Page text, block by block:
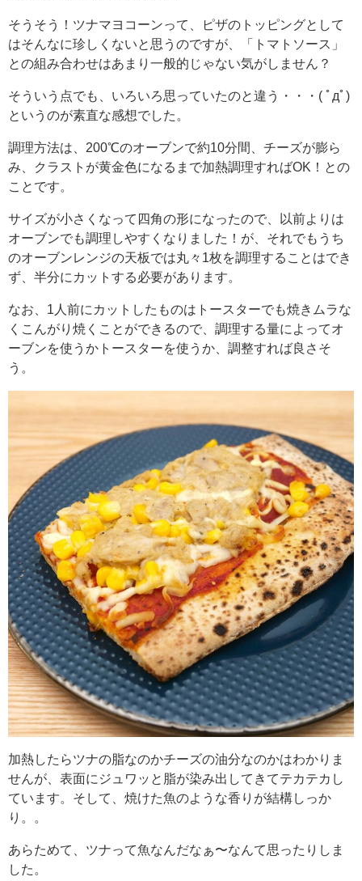
そうそう！ツナマヨコーンって、ピザのトッピングとして
はそんなに珍しくないと思うのですが、「トマトソース」
との組み合わせはあまり一般的じゃない気がしません？
そういう点でも、いろいろ思っていたのと違う・・・( ﾟдﾟ)
というのが素直な感想でした。
調理方法は、200℃のオーブンで約10分間、チーズが膨ら
み、クラストが黄金色になるまで加熱調理すればOK！との
ことです。
サイズが小さくなって四角の形になったので、以前よりは
オーブンでも調理しやすくなりました！が、それでもうち
のオーブンレンジの天板では丸々1枚を調理することはでき
ず、半分にカットする必要があります。
なお、1人前にカットしたものはトースターでも焼きムラな
くこんがり焼くことができるので、調理する量によってオ
ーブンを使うかトースターを使うか、調整すれば良さそ
う。
加熱したらツナの脂なのかチーズの油分なのかはわかりま
せんが、表面にジュワッと脂が染み出してきてテカテカし
ています。そして、焼けた魚のような香りが結構しっか
り。。
あらためて、ツナって魚なんだなぁ〜なんて思ったりしま
した。